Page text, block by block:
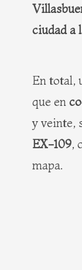
ciudad a
En total,
que en
y veinte,
EX-109,
mapa.